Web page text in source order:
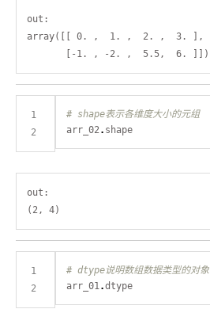
out:
array([[ 0. ,  1. ,  2. ,  3. ],
# shape表示各维度大小的元组
arr_02 . shape
out:
# dtype说明数组数据类型的对象
arr_01 . dtype